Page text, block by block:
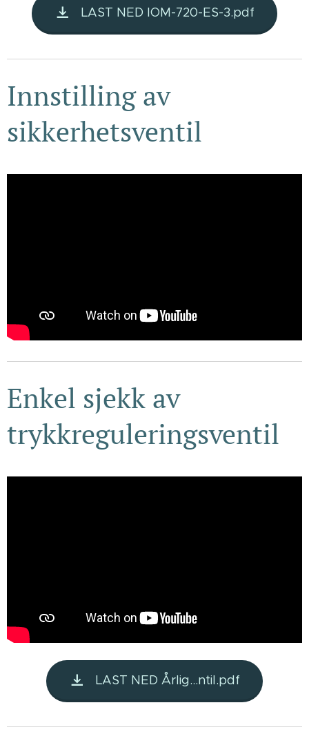
LAST NED IOM-720-ES-3.pdf
Innstilling av
sikkerhetsventil
Enkel sjekk av
trykkreguleringsventil
LAST NED Årlig...ntil.pdf